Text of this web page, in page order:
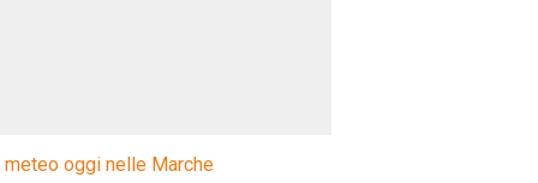
meteo oggi nelle Marche